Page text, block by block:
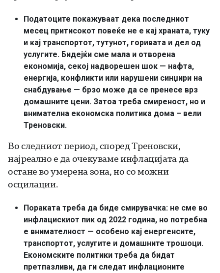
Податоците покажуваат дека последниот
месец притисокот повеќе не e кај храната, туку
и кај транспортот, тутунот, горивата и дел од
услугите. Бидејќи сме мала и отворена
економија, секој надворешен шок — нафта,
енергија, конфликти или нарушени синџири на
снабдување — брзо може да се пренесе врз
домашните цени. Затоа треба смиреност, но и
внимателна економска политика дома – вели
Треновски.
Во следниот период, според Треновски,
најреално е да очекуваме инфлацијата да
остане во умерена зона, но со можни
осцилации.
Пораката треба да биде смирувачка: не сме во
инфлацискиот пик од 2022 година, но потребна
е внимателност — особено кај енергенсите,
транспортот, услугите и домашните трошоци.
Економските политики треба да бидат
претпазливи, да ги следат инфлационите